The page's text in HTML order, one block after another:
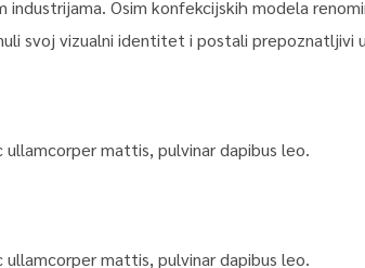
Osim konfekcijskih modela
svoj vizualni identitet i postali prepoznatljivi
mattis, pulvinar dapibus leo.​
mattis, pulvinar dapibus leo.​